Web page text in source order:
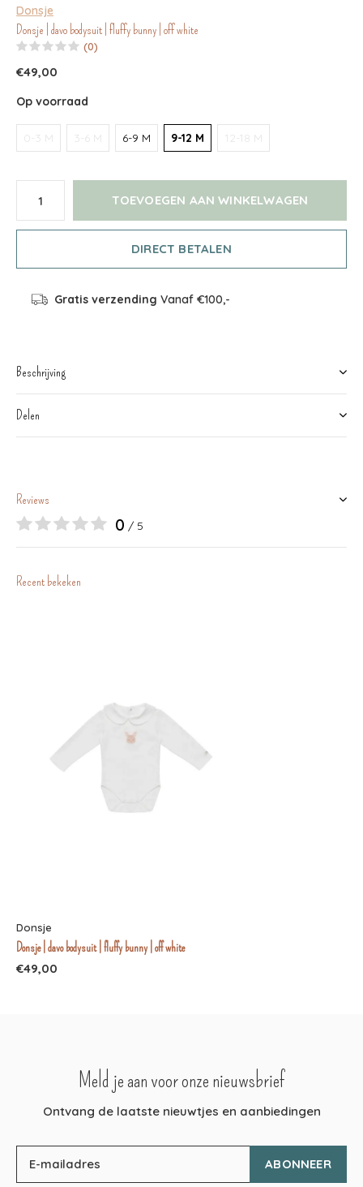
Donsje
Donsje | davo bodysuit | fluffy bunny | off white
(0)
€49,00
Op voorraad
0-3 M 3-6 M 6-9 M 9-12 M 12-18 M
TOEVOEGEN AAN WINKELWAGEN
DIRECT BETALEN
Gratis verzending Vanaf €100,-
Beschrijving
Delen
Reviews
0 / 5
Recent bekeken
Donsje
Donsje | davo bodysuit | fluffy bunny | off white
€49,00
Meld je aan voor onze nieuwsbrief
Ontvang de laatste nieuwtjes en aanbiedingen
ABONNEER